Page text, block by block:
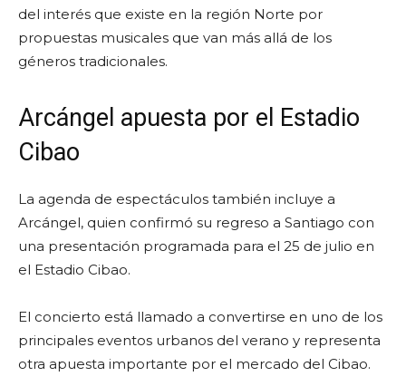
del interés que existe en la región Norte por
propuestas musicales que van más allá de los
géneros tradicionales.
Arcángel apuesta por el Estadio
Cibao
La agenda de espectáculos también incluye a
Arcángel, quien confirmó su regreso a Santiago con
una presentación programada para el 25 de julio en
el Estadio Cibao.
El concierto está llamado a convertirse en uno de los
principales eventos urbanos del verano y representa
otra apuesta importante por el mercado del Cibao.